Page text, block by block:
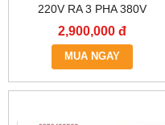
220V RA 3 PHA 380V
0.75KW, BIẾN TẦN KCLY
KOC600-R75GT3-B
2,900,000 đ
MUA NGAY